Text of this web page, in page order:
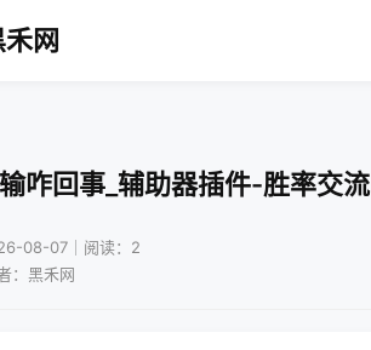
网
咋回事_辅助器插件-胜率交流
08-07｜阅读：2
：黑禾网